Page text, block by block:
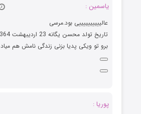
یاسمین :
عالییییییییییی بود.مرسی
تاریخ تولد محسن یگانه 23 اردیبهشت 1364 هست
برو تو ویکی پدیا بزنی زندگی نامش هم میاد
پوریا :